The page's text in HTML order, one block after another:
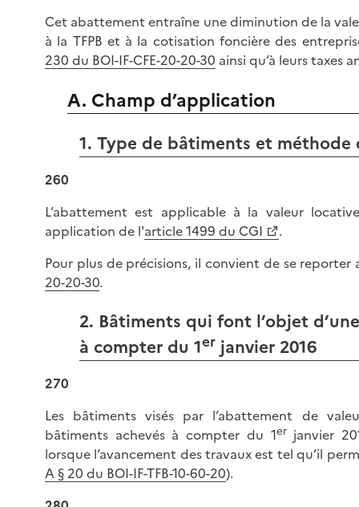
Cet abattement entraîne une diminution de la
à la TFPB et à la cotisation foncière des
230 du BOI-IF-CFE-20-20-30 ainsi qu’à leurs taxes
A. Champ d’application
1. Type de bâtiments et méthode
260
L’abattement est applicable à la valeur
application de l'article 1499 du CGI
.
Pour plus de précisions, il convient de se reporter
20-20-30.
2. Bâtiments qui font l’objet
à compter du 1er janvier 2016
270
Les bâtiments visés par l’abattement de
bâtiments achevés à compter du 1erjanvier
lorsque l’avancement des travaux est tel qu’il
A § 20 du BOI-IF-TFB-10-60-20).